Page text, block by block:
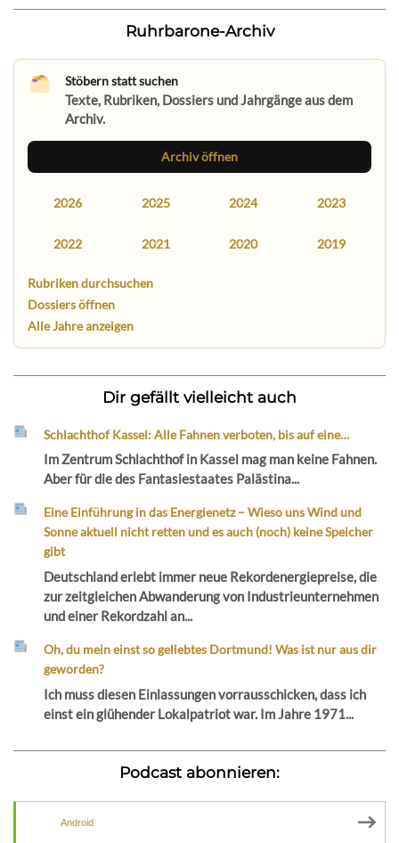
Ruhrbarone-Archiv
Stöbern statt suchen
Texte, Rubriken, Dossiers und Jahrgänge aus dem
Archiv.
Archiv öffnen
2026 2025 2024 2023
2022 2021 2020 2019
Rubriken durchsuchen
Dossiers öffnen
Alle Jahre anzeigen
Dir gefällt vielleicht auch
Schlachthof Kassel: Alle Fahnen verboten, bis auf eine…
Im Zentrum Schlachthof in Kassel mag man keine Fahnen.
Aber für die des Fantasiestaates Palästina...
Eine Einführung in das Energienetz – Wieso uns Wind und
Sonne aktuell nicht retten und es auch (noch) keine Speicher
gibt
Deutschland erlebt immer neue Rekordenergiepreise, die
zur zeitgleichen Abwanderung von Industrieunternehmen
und einer Rekordzahl an...
Oh, du mein einst so geliebtes Dortmund! Was ist nur aus dir
geworden?
Ich muss diesen Einlassungen vorrausschicken, dass ich
einst ein glühender Lokalpatriot war. Im Jahre 1971...
Podcast abonnieren:
Android